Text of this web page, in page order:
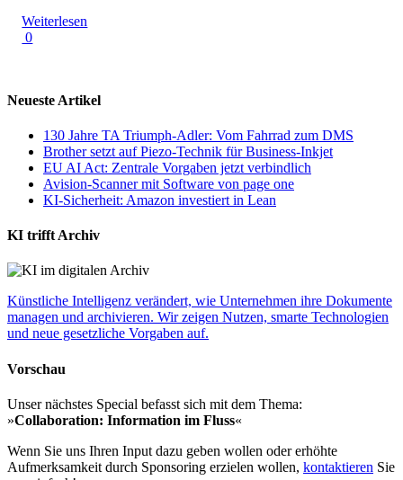
Weiterlesen
0
Neueste Artikel
130 Jahre TA Triumph-Adler: Vom Fahrrad zum DMS
Brother setzt auf Piezo-Technik für Business-Inkjet
EU AI Act: Zentrale Vorgaben jetzt verbindlich
Avision-Scanner mit Software von page one
KI-Sicherheit: Amazon investiert in Lean
KI trifft Archiv
Künstliche Intelligenz verändert, wie Unternehmen ihre Dokumente
managen und archivieren. Wir zeigen Nutzen, smarte Technologien
und neue gesetzliche Vorgaben auf.
Vorschau
Unser nächstes Special befasst sich mit dem Thema:
»Collaboration: Information im Fluss«
Wenn Sie uns Ihren Input dazu geben wollen oder erhöhte
Aufmerksamkeit durch Sponsoring erzielen wollen, kontaktieren Sie